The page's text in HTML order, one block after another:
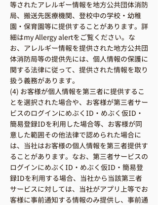
等されたアレルギー情報を地方公共団体消防
局、搬送先医療機関、登校中の学校・幼稚
園・保育園等に提供することがあります。詳
細はmy Allergy alertをご覧ください。な
お、アレルギー情報を提供された地方公共団
体消防局等の提供先には、個人情報の保護に
関する法律に従って、提供された情報を取り
扱う義務があります。
(4) お客様が個人情報を第三者に提供するこ
とを選択された場合や、お客様が第三者サー
ビスのログインにめぶくID・めぶく仮ID・
簡易登録IDを利用した場合等、お客様が同
意した範囲その他法律で認められた場合に
は、当社はお客様の個人情報を第三者提供す
ることがあります。なお、第三者サービスの
ログインにめぶくID・めぶく仮ID・簡易登
録IDを利用する場合、当社から当該第三者
サービスに対しては、当社がアプリ上等でお
客様に事前通知する情報のみ提供し、事前通